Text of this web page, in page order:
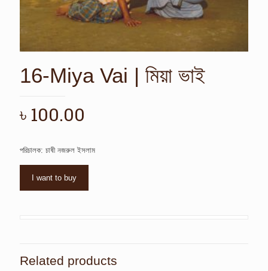
16-Miya Vai | মিয়া ভাই
৳ 100.00
পরিচালক: চাষী নজরুল ইসলাম
I want to buy
Related products